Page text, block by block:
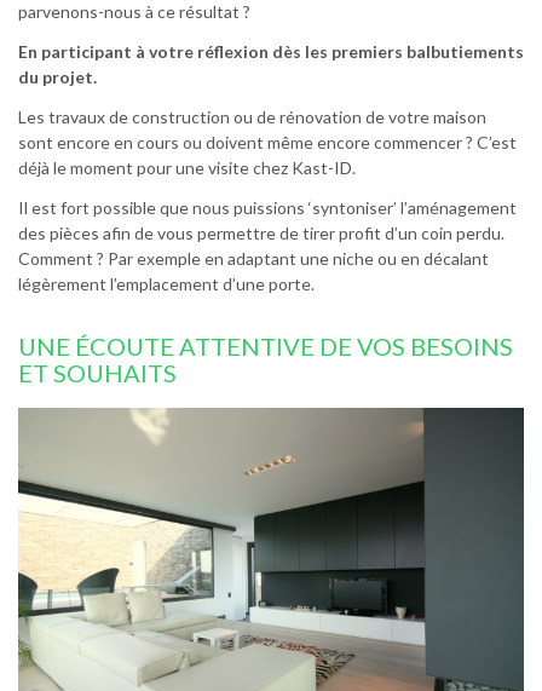
parvenons-nous à ce résultat ?
En participant à votre réflexion dès les premiers balbutiements
du projet.
Les travaux de construction ou de rénovation de votre maison
sont encore en cours ou doivent même encore commencer ? C’est
déjà le moment pour une visite chez Kast-ID.
Il est fort possible que nous puissions ‘syntoniser’ l’aménagement
des pièces afin de vous permettre de tirer profit d’un coin perdu.
Comment ? Par exemple en adaptant une niche ou en décalant
légèrement l’emplacement d’une porte.
UNE ÉCOUTE ATTENTIVE DE VOS BESOINS
ET SOUHAITS